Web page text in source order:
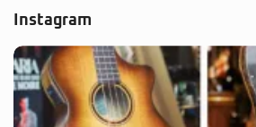
Instagram